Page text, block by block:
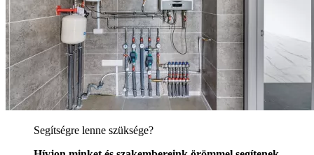
Segítségre lenne szüksége?